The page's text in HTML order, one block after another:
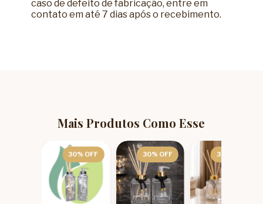
caso de defeito de fabricação, entre em
contato em até 7 dias após o recebimento.
Mais Produtos Como Esse
30% OFF 30% OFF 30